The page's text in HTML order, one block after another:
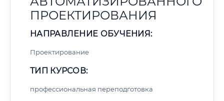
ПРОЕКТИРОВАНИЯ
НАПРАВЛЕНИЕ ОБУЧЕНИЯ:
Проектирование
ТИП КУРСОВ:
профессиональная переподготовка